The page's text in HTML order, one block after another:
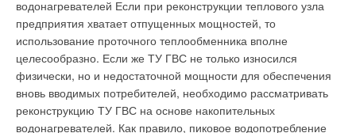
водонагревателей Если при реконструкции теплового узла
предприятия хватает отпущенных мощностей, то
использование проточного теплообменника вполне
целесообразно. Если же ТУ ГВС не только износился
физически, но и недостаточной мощности для обеспечения
вновь вводимых потребителей, необходимо рассматривать
реконструкцию ТУ ГВС на основе накопительных
водонагревателей. Как правило, пиковое водопотребление
комфорт. Интеллектуальная система управления котлом
позволяет ему самостоятельно устанавливать различные
температурные режимы, а также программировать работу
котла в рамках недели (доступны режимы «отпуск»,
«вечеринка»; задание дневной, ночной и фиксированной
температур и т.д.), что обеспечивает удобство для
пользователя.
достигает многих десятков процентов. Таким образом,
наиболее вероятной причиной возникновения небаланса
между показаниями общедомового водосчетчика и суммой
показаний квартирных водосчетчиков является не утечки за
пределами квартир, а несоответствие реальных диапазонов
расходов водосчетчиков реальным диапазонам расходов,
существующих в квартирных системах водоснабжения.